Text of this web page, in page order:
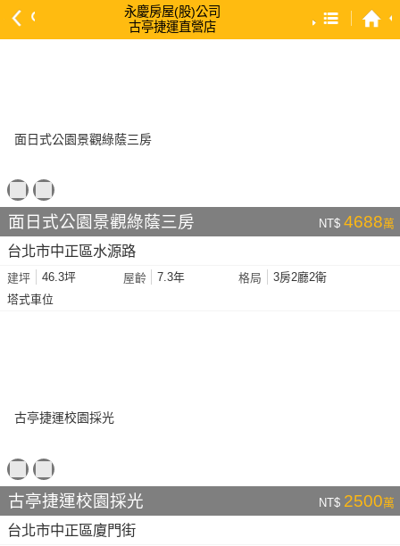
永慶房屋(股)公司
古亭捷運直營店
依建物坪數 大 → 小
依土地坪數 大 → 小
面日式公園景觀綠蔭三房 NT$ 4688萬
台北市中正區水源路
建坪 46.3坪 屋齡 7.3年 格局
3房2廳2衛
塔式車位
古亭捷運校園採光 NT$ 2500萬
台北市中正區廈門街